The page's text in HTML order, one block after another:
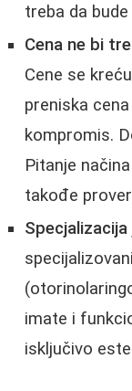
treba da
Cena ne bi
Cene se
preniska
kompromis.
Pitanje
takođe
imate i
isključivo